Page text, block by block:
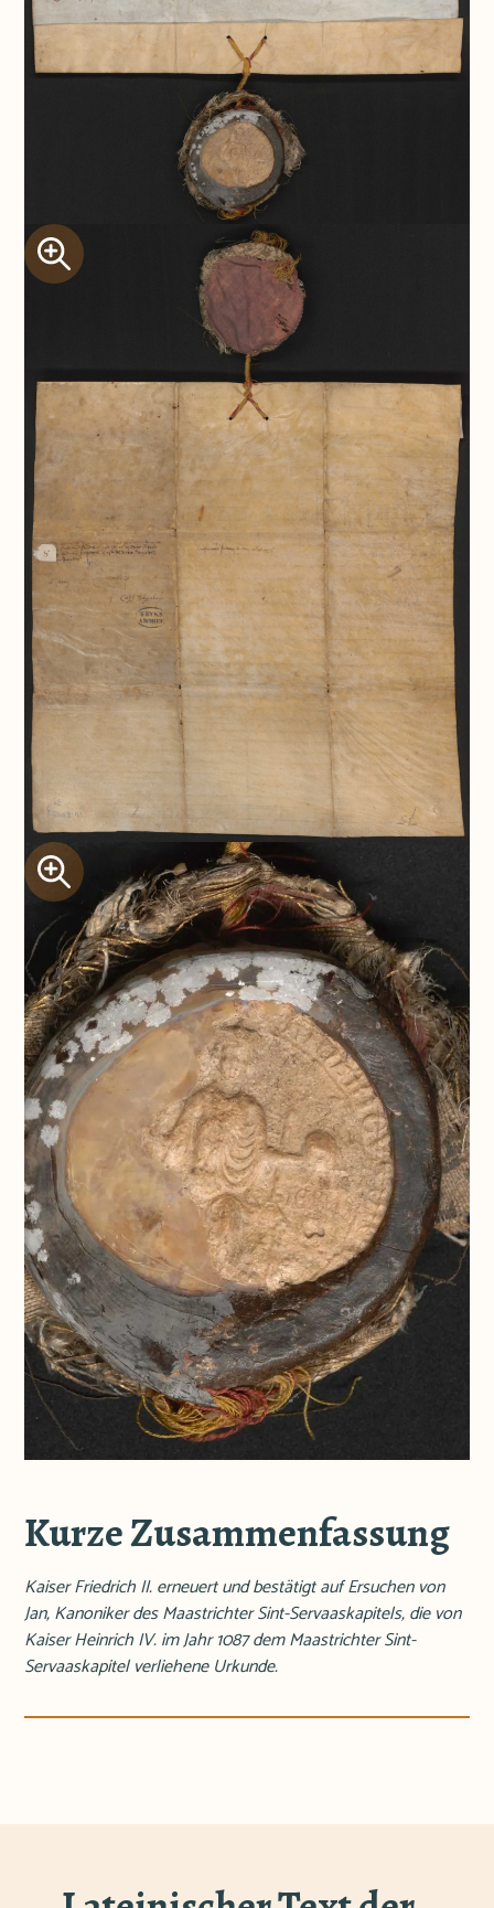
Kurze Zusammenfassung
Kaiser Friedrich II. erneuert und bestätigt auf Ersuchen von
Jan, Kanoniker des Maastrichter Sint-Servaaskapitels, die von
Kaiser Heinrich IV. im Jahr 1087 dem Maastrichter Sint-
Servaaskapitel verliehene Urkunde.